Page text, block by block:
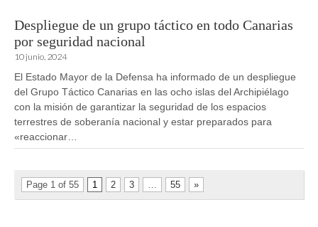
Despliegue de un grupo táctico en todo Canarias
por seguridad nacional
10 junio, 2024
El Estado Mayor de la Defensa ha informado de un despliegue
del Grupo Táctico Canarias en las ocho islas del Archipiélago
con la misión de garantizar la seguridad de los espacios
terrestres de soberanía nacional y estar preparados para
«reaccionar…
Page 1 of 55 1 2 3 … 55 »